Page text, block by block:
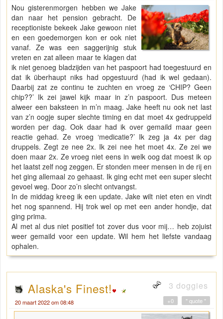
Nou gisterenmorgen hebben we Jake
dan naar het pension gebracht. De
receptioniste bekeek Jake gewoon niet
en een goedemorgen kon er ook niet
vanaf. Ze was een saggerijnig stuk
vreten en zat alleen maar te klagen dat
ik niet genoeg bladzijden van het paspoort had toegestuurd en
dat ik überhaupt niks had opgestuurd (had ik wel gedaan).
Daarbij zat ze continu te zuchten en vroeg ze ‘CHIP? Geen
chip??’ Ik zei jawel kijk maar in z’n paspoort. Dus meteen
alweer een baksteen in m’n maag. Jake heeft nu ook net last
van z’n oogje super slechte timing en dat moet 4x gedruppeld
worden per dag. Ook daar had ik over gemaild maar geen
reactie gehad. Ze vroeg ‘medicatie?’ Ik zeg ja 4x per dag
druppels. Zegt ze nee 2x. Ik zei nee het moet 4x. Ze zei we
doen maar 2x. Ze vroeg niet eens in welk oog dat moest ik op
het laatst zelf nog zeggen. Er stonden meer mensen in de rij en
het ging allemaal zo gehaast. Ik ging echt met een super slecht
gevoel weg. Door zo’n slecht ontvangst.
In de middag kreeg ik een update. Jake wilt niet eten en vindt
het nog spannend. Hij trok wel op met een ander hondje, dat
ging prima.
Al met al dus niet positief tot zover dus voor mij… heb zojuist
weer gemaild voor een update. Wil hem het liefste vandaag
ophalen.
Alaska's Finest! 3 doggies
20 maart 2022 om 08:48 " quote "
+0